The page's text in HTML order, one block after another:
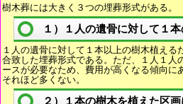
樹木葬には大きく３つの埋葬形式がある。
１）１人の遺骨に対して１
１人の遺骨に対して１本以上の樹木植える
合致した埋葬形式である。ただ、１人１人
ースが必要なため、費用が高くなる傾向に
それほど多くない。
２）１本の樹木を植えた区